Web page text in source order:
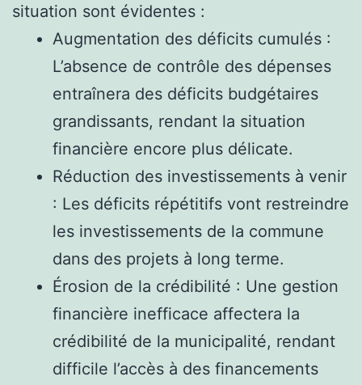
situation sont évidentes :
Augmentation des déficits cumulés :
L’absence de contrôle des dépenses
entraînera des déficits budgétaires
grandissants, rendant la situation
financière encore plus délicate.
Réduction des investissements à venir
: Les déficits répétitifs vont restreindre
les investissements de la commune
dans des projets à long terme.
Érosion de la crédibilité : Une gestion
financière inefficace affectera la
crédibilité de la municipalité, rendant
difficile l’accès à des financements